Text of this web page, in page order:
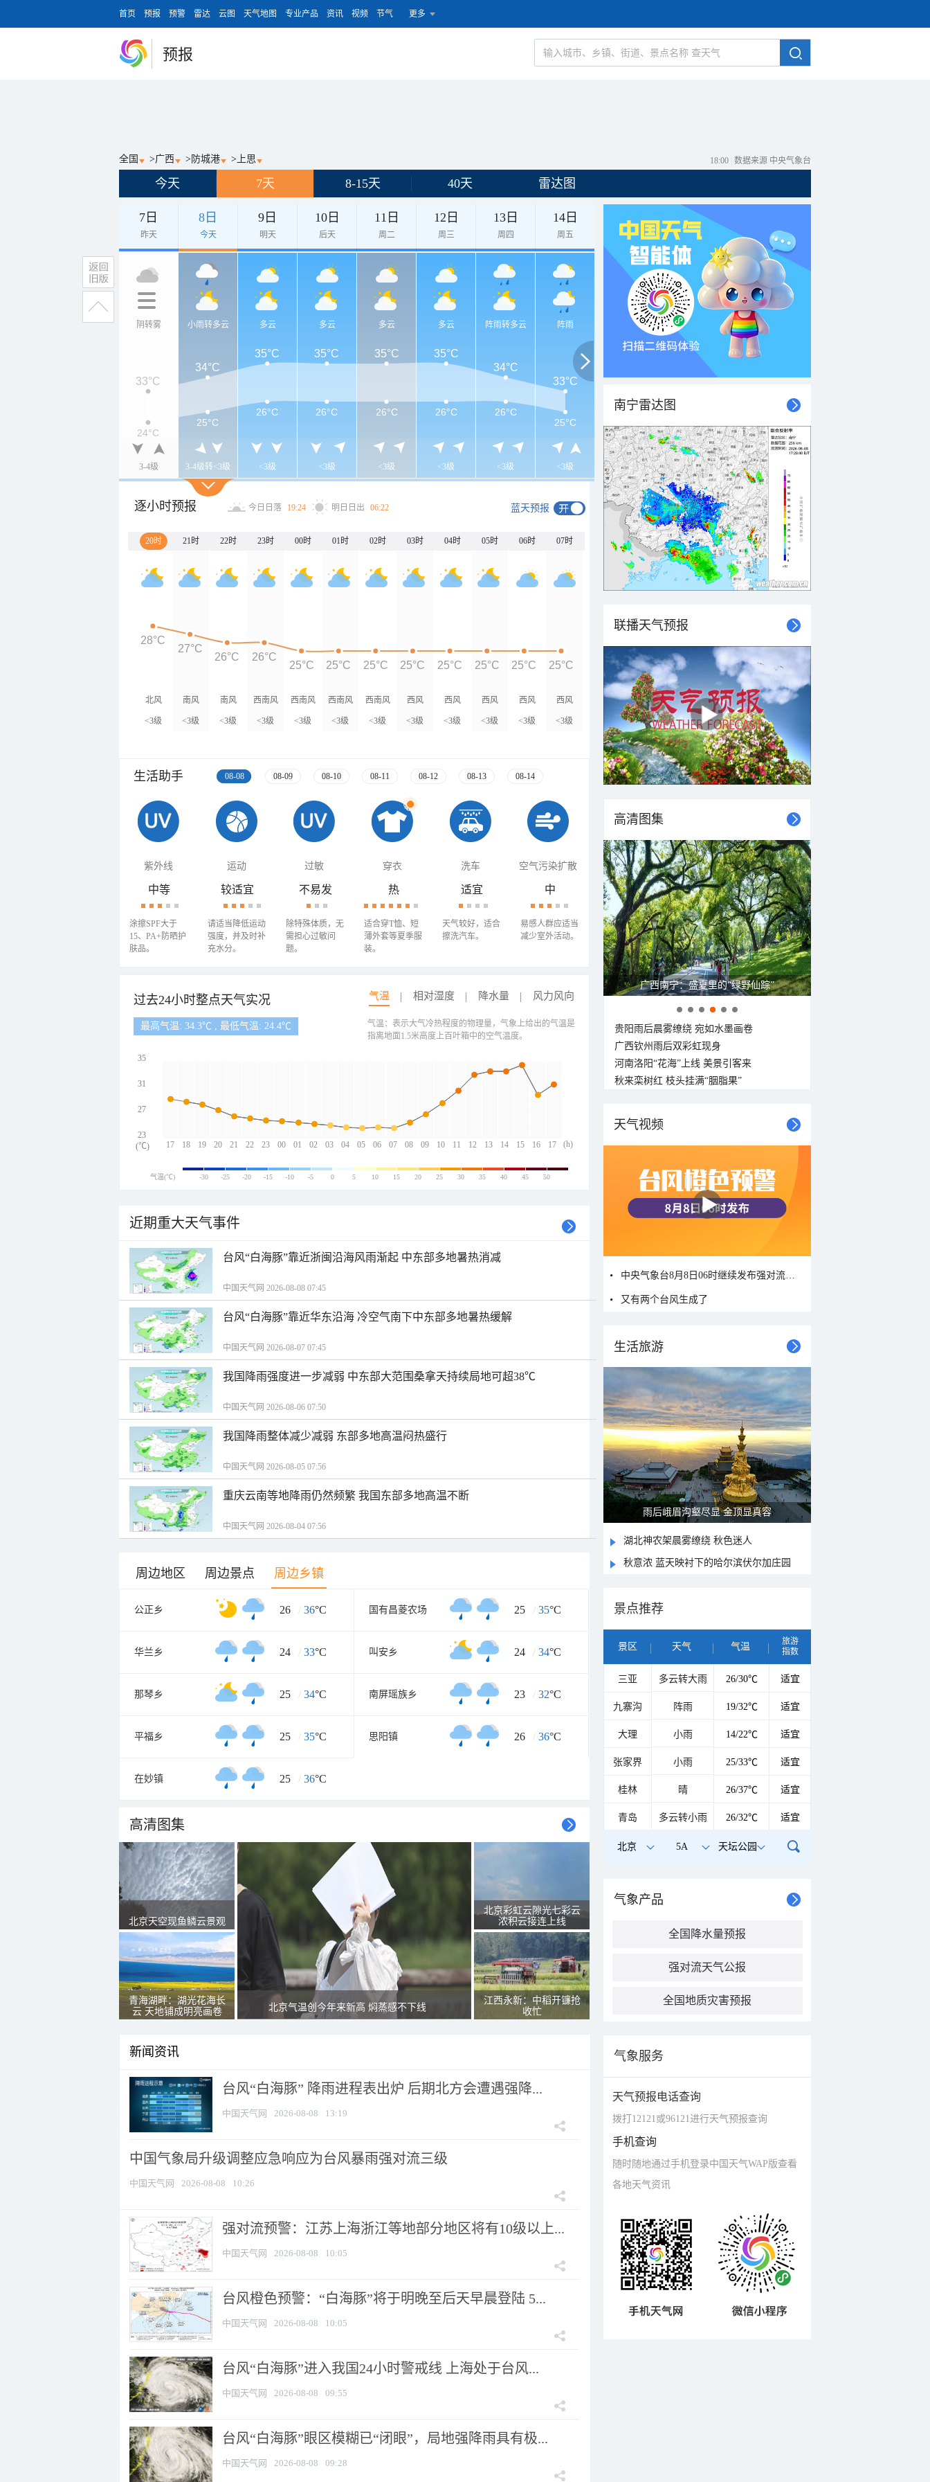
首页 预报 预警 雷达 云图 天气地图 专业产品 资讯 视频 节气 更多
预报
全国 >广西 > 防城港 > 上思 18:00 数据来源 中央气象台
今天 7天 8-15天 40天 雷达图
7日
昨天
8日
今天
9日
明天
10日
后天
11日
周二
12日
周三
13日
周四
14日
周五
阴转雾
3-4级
小雨转多云
3-4级转<3级
多云
<3级
多云
<3级
多云
<3级
多云
<3级
阵雨转多云
<3级
阵雨
<3级
33°C
34°C
35°C 35°C 35°C
35°C
34°C
33°C
24°C
25°C
26°C 26°C 26°C 26°C
26°C
25°C
逐小时预报 今日日落 19:24 明日日出 06:22 蓝天预报
20时 21时 22时 23时 00时 01时 02时 03时 04时 05时 06时 07时
北风
<3级
南风
<3级
南风
<3级
西南风
<3级
西南风
<3级
西南风
<3级
西南风
<3级
西风
<3级
西风
<3级
西风
<3级
西风
<3级
西风
<3级
28°C
27°C
26°C 26°C
25°C 25°C 25°C 25°C 25°C 25°C 25°C 25°C
生活助手 08-08 08-09 08-10 08-11 08-12 08-13 08-14
紫外线 运动 过敏 穿衣 洗车 空气污染扩散
中等
涂擦SPF大于
15、PA+防晒护
肤品。
较适宜
请适当降低运动
强度，并及时补
充水分。
不易发
除特殊体质，无
需担心过敏问
题。
热
适合穿T恤、短
薄外套等夏季服
装。
适宜
天气较好，适合
擦洗汽车。
中
易感人群应适当
减少室外活动。
过去24小时整点天气实况 气温 相对湿度 降水量 风力风向
最高气温: 34.3℃ , 最低气温: 24.4℃
17 18 19 20 21 22 23 00 01 02 03 04 05 06 07 08 09 10 11 12 13 14 15 16 17
35
31
27
23
(h)
(℃)
气温：表示大气冷热程度的物理量，气象上给出的气温是
指离地面1.5米高度上百叶箱中的空气温度。
气温(℃) -30 -25 -20 -15 -10 -5 0 5 10 15 20 25 30 35 40 45 50
近期重大天气事件
台风“白海豚”靠近浙闽沿海风雨渐起 中东部多地暑热消减
中国天气网 2026-08-08 07:45
台风“白海豚”靠近华东沿海 冷空气南下中东部多地暑热缓解
中国天气网 2026-08-07 07:45
我国降雨强度进一步减弱 中东部大范围桑拿天持续局地可超38℃
中国天气网 2026-08-06 07:50
我国降雨整体减少减弱 东部多地高温闷热盛行
中国天气网 2026-08-05 07:56
重庆云南等地降雨仍然频繁 我国东部多地高温不断
中国天气网 2026-08-04 07:56
周边地区 周边景点 周边乡镇
公正乡 26 / 36°C 国有昌菱农场 25 / 35°C
华兰乡 24 / 33°C 叫安乡 24 / 34°C
那琴乡 25 / 34°C 南屏瑶族乡 23 / 32°C
平福乡 25 / 35°C 思阳镇 26 / 36°C
在妙镇 25 / 36°C
高清图集
北京天空现鱼鳞云景观
青海湖畔：湖光花海长
云 天地铺成明亮画卷
北京气温创今年来新高 焖蒸感不下线
北京彩虹云隙光七彩云
浓积云接连上线
江西永新：中稻开镰抢
收忙
新闻资讯
台风“白海豚” 降雨进程表出炉 后期北方会遭遇强降...
中国天气网 2026-08-08 13:19
中国气象局升级调整应急响应为台风暴雨强对流三级
中国天气网 2026-08-08 10:26
强对流预警：江苏上海浙江等地部分地区将有10级以上...
中国天气网 2026-08-08 10:05
台风橙色预警：“白海豚”将于明晚至后天早晨登陆 5...
中国天气网 2026-08-08 10:05
台风“白海豚”进入我国24小时警戒线 上海处于台风...
中国天气网 2026-08-08 09:55
台风“白海豚”眼区模糊已“闭眼”，局地强降雨具有极...
中国天气网 2026-08-08 09:28
南宁雷达图
联播天气预报
高清图集
广西南宁：盛夏里的“绿野仙踪”
贵阳雨后晨雾缭绕 宛如水墨画卷
广西钦州雨后双彩虹现身
河南洛阳“花海”上线 美景引客来
秋来栾树红 枝头挂满“胭脂果”
天气视频
又有两个台风生成了
生活旅游
雨后峨眉沟壑尽显 金顶显真容
湖北神农架晨雾缭绕 秋色迷人
秋意浓 蓝天映衬下的哈尔滨伏尔加庄园
景点推荐
景区 天气 气温
旅游
指数
三亚 多云转大雨 26/30℃ 适宜
九寨沟 阵雨 19/32℃ 适宜
大理 小雨 14/22℃ 适宜
张家界 小雨 25/33℃ 适宜
桂林 晴 26/37℃ 适宜
青岛 多云转小雨 26/32℃ 适宜
北京 5A 天坛公园
气象产品
全国降水量预报
强对流天气公报
全国地质灾害预报
气象服务
天气预报电话查询
拨打12121或96121进行天气预报查询
手机查询
随时随地通过手机登录中国天气WAP版查看
各地天气资讯